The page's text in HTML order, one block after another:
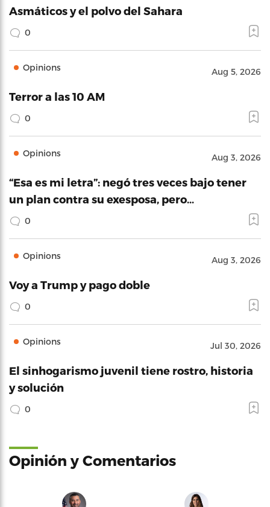
Asmáticos y el polvo del Sahara
0
Opinions Aug 5, 2026
Terror a las 10 AM
0
Opinions Aug 3, 2026
“Esa es mi letra”: negó tres veces bajo tener
un plan contra su exesposa, pero…
0
Opinions Aug 3, 2026
Voy a Trump y pago doble
0
Opinions Jul 30, 2026
El sinhogarismo juvenil tiene rostro, historia
y solución
0
Opinión y Comentarios